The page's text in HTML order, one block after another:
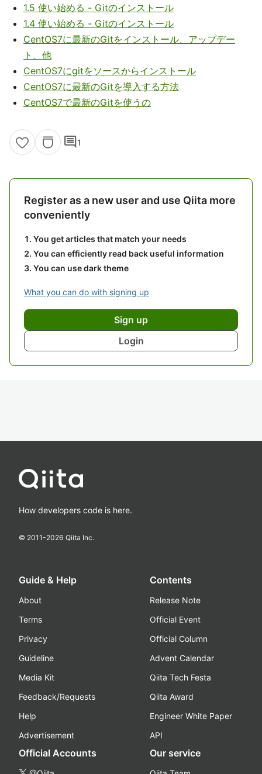
1.5 使い始める - Gitのインストール
1.4 使い始める - Gitのインストール
CentOS7に最新のGitをインストール、アップデー
ト、他
CentOS7にgitをソースからインストール
CentOS7に最新のGitを導入する方法
CentOS7で最新のGitを使うの
comment1
Register as a new user and use Qiita more
conveniently
You get articles that match your needs
You can efficiently read back useful information
You can use dark theme
What you can do with signing up
Sign up
Login
How developers code is here.
© 2011-2026 Qiita Inc.
Guide & Help
About
Terms
Privacy
Guideline
Media Kit
Feedback/Requests
Help
Advertisement
Contents
Release Note
Official Event
Official Column
Advent Calendar
Qiita Tech Festa
Qiita Award
Engineer White Paper
API
Official Accounts Our service